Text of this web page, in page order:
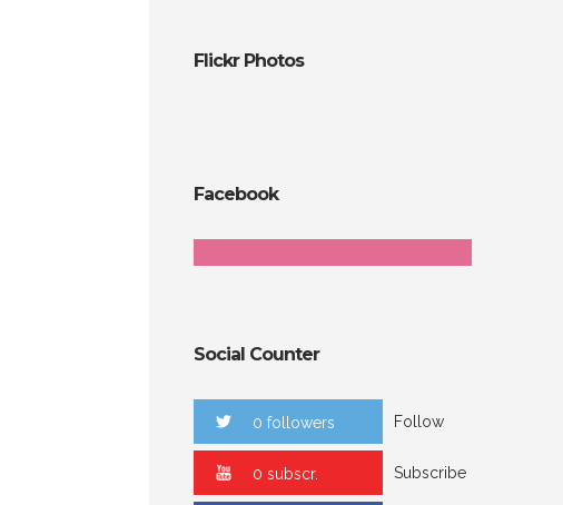
Flickr Photos
Facebook
Social Counter
0 followers Follow
0 subscr. Subscribe